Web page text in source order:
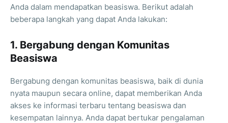
Anda dalam mendapatkan beasiswa. Berikut adalah
beberapa langkah yang dapat Anda lakukan:
1. Bergabung dengan Komunitas
Beasiswa
Bergabung dengan komunitas beasiswa, baik di dunia
nyata maupun secara online, dapat memberikan Anda
akses ke informasi terbaru tentang beasiswa dan
kesempatan lainnya. Anda dapat bertukar pengalaman